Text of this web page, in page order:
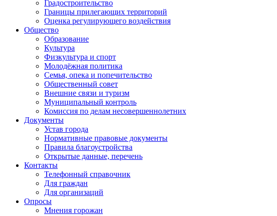
Градостроительство
Границы прилегающих территорий
Оценка регулирующего воздействия
Общество
Образование
Культура
Физкультура и спорт
Молодёжная политика
Семья, опека и попечительство
Общественный совет
Внешние связи и туризм
Муниципальный контроль
Комиссия по делам несовершеннолетних
Документы
Устав города
Нормативные правовые документы
Правила благоустройства
Открытые данные, перечень
Контакты
Телефонный справочник
Для граждан
Для организаций
Опросы
Мнения горожан